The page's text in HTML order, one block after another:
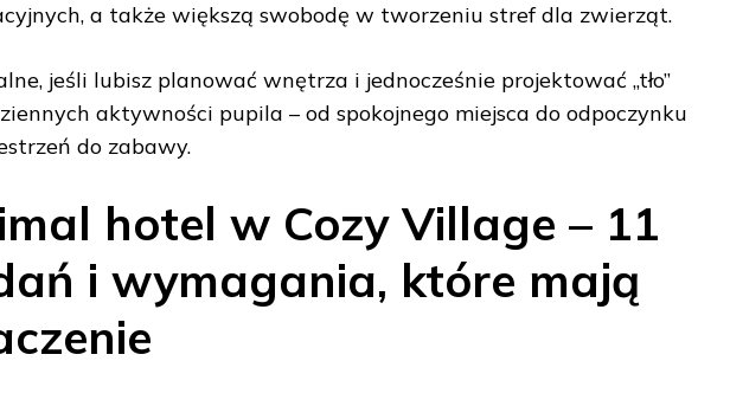
a także większą swobodę w tworzeniu stref dla zwierząt.
jeśli lubisz planować wnętrza i jednocześnie projektować „tło”
aktywności pupila – od spokojnego miejsca do odpoczynku
do zabawy.
hotel w Cozy Village – 11
i wymagania, które mają